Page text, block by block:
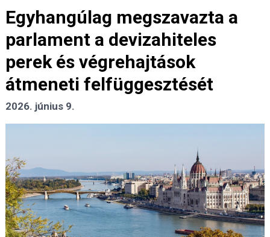
Egyhangúlag megszavazta a
parlament a devizahiteles
perek és végrehajtások
átmeneti felfüggesztését
2026. június 9.